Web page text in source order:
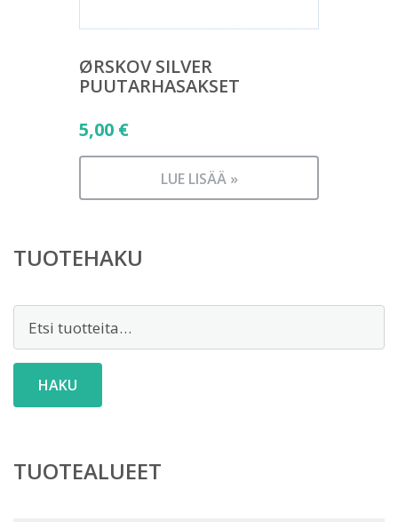
ØRSKOV SILVER
PUUTARHASAKSET
5,00 €
LUE LISÄÄ »
TUOTEHAKU
HAKU
TUOTEALUEET